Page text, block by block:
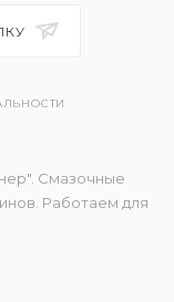
Смазочные
Работаем для